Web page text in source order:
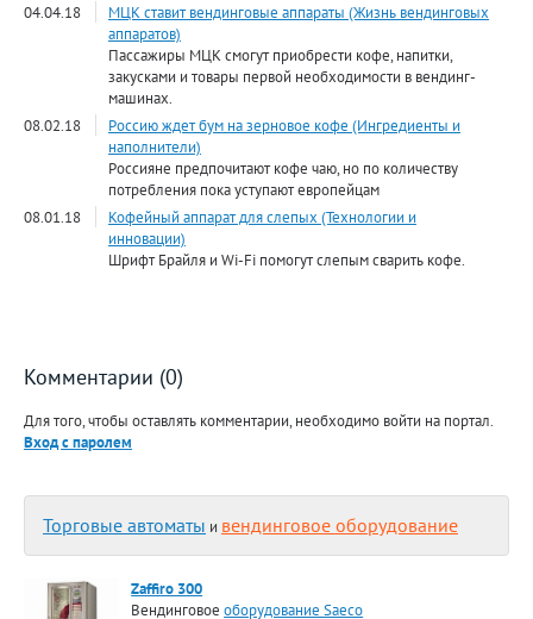
04.04.18
МЦК ставит вендинговые аппараты (Жизнь вендинговых
аппаратов)
Пассажиры МЦК смогут приобрести кофе, напитки,
закусками и товары первой необходимости в вендинг-
машинах.
08.02.18
Россию ждет бум на зерновое кофе (Ингредиенты и
наполнители)
Россияне предпочитают кофе чаю, но по количеству
потребления пока уступают европейцам
08.01.18
Кофейный аппарат для слепых (Технологии и
инновации)
Шрифт Брайля и Wi-Fi помогут слепым сварить кофе.
Комментарии (0)
Для того, чтобы оставлять комментарии, необходимо войти на портал.
Вход с паролем
Торговые автоматы и вендинговое оборудование
Zaffiro 300
Вендинговоеоборудование Saeco